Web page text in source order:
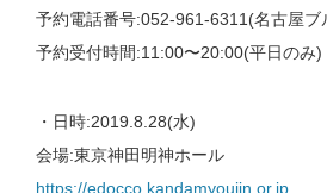
予約電話番号:052-961-6311(名古屋ブ
予約受付時間:11:00〜20:00(平日のみ)
・日時:2019.8.28(水)
会場:東京神田明神ホール
https://edocco.kandamyoujin.or.jp